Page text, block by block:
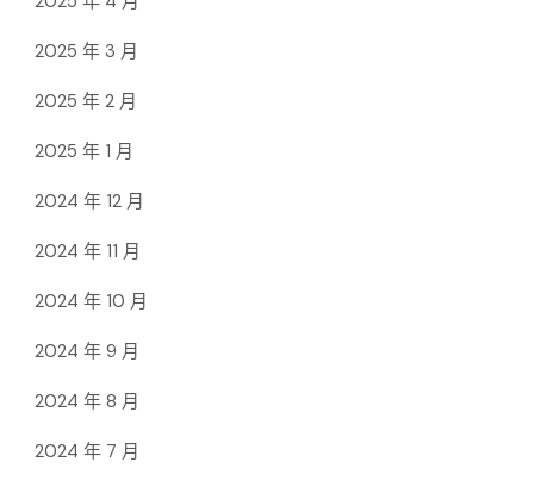
2025 年 3 月
2025 年 2 月
2025 年 1 月
2024 年 12 月
2024 年 11 月
2024 年 10 月
2024 年 9 月
2024 年 8 月
2024 年 7 月